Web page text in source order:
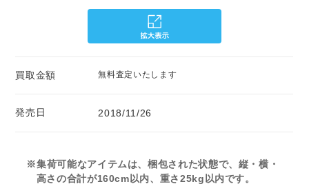
買取金額 無料査定いたします
発売日 2018/11/26
※集荷可能なアイテムは、梱包された状態で、縦・横・
高さの合計が160cm以内、重さ25kg以内です。